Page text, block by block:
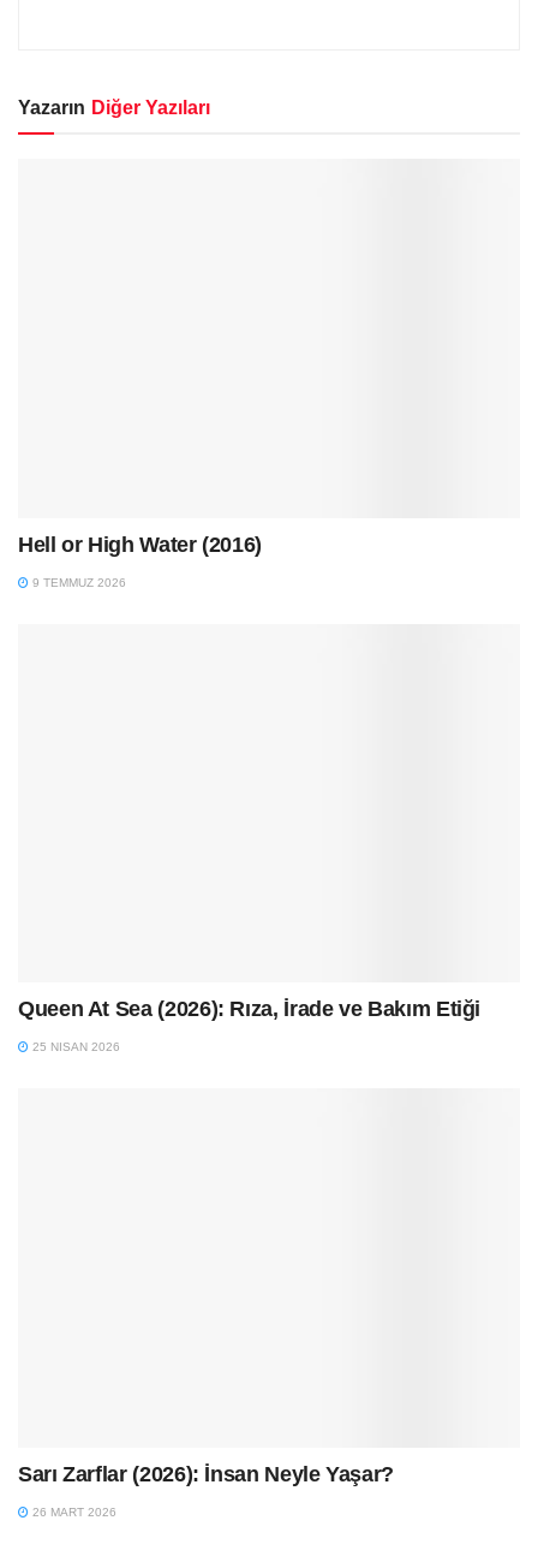
Yazarın Diğer Yazıları
Hell or High Water (2016)
9 TEMMUZ 2026
Queen At Sea (2026): Rıza, İrade ve Bakım Etiği
25 NISAN 2026
Sarı Zarflar (2026): İnsan Neyle Yaşar?
26 MART 2026